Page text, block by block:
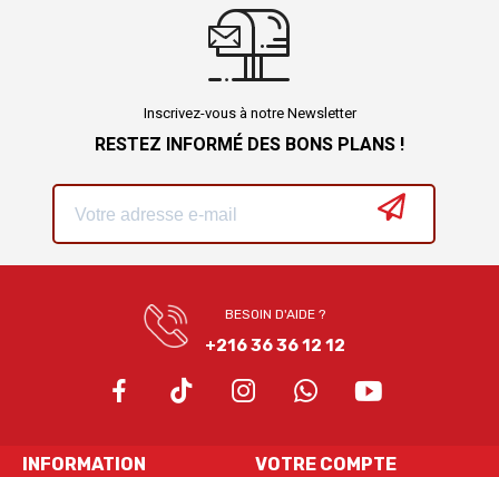
Inscrivez-vous à notre Newsletter
RESTEZ INFORMÉ DES BONS PLANS !
BESOIN D'AIDE ?
+216 36 36 12 12
INFORMATION VOTRE COMPTE